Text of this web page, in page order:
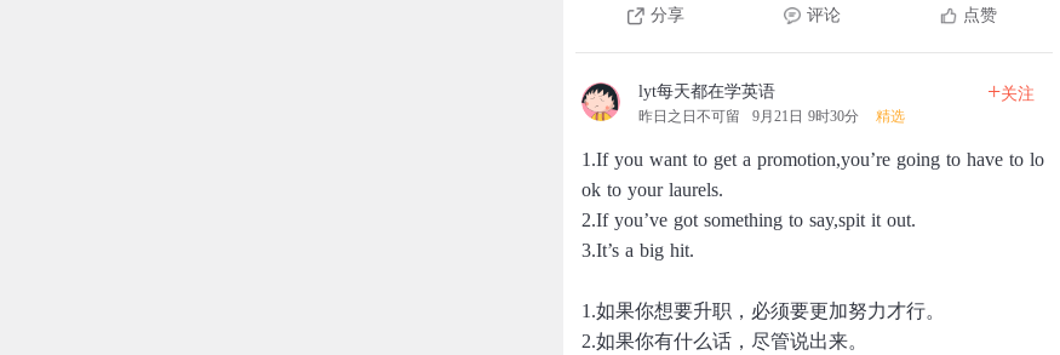
分享 评论 点赞
lyt每天都在学英语
昨日之日不可留 9月21日 9时30分 精选
+关注
1.If you want to get a promotion,you’re going to have to lo
ok to your laurels.
2.If you’ve got something to say,spit it out.
3.It’s a big hit.
1.如果你想要升职，必须要更加努力才行。
2.如果你有什么话，尽管说出来。